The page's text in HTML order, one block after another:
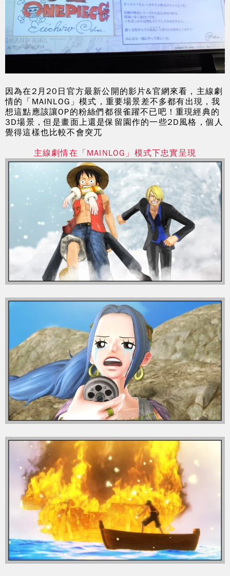
因為在2月20日官方最新公開的影片&官網來看，主線劇
情的「MAINLOG」模式 ，重要場景差不多都有出現，我
想這點應該讓OP的粉絲們都很雀躍不已吧！重現經典的
3D場景，但是畫面上還是保留園作的一些2D風格，個人
覺得這樣也比較不會突兀
主線劇情在「MAINLOG」模式下忠實呈現